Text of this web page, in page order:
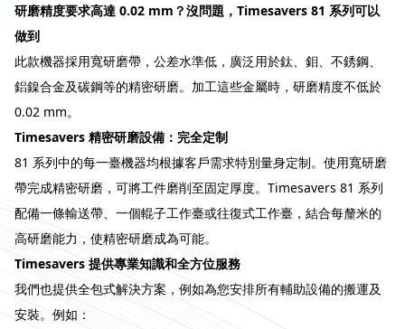
研磨精度要求高達 0.02 mm？沒問題，Timesavers 81 系列可以
做到
此款機器採用寬研磨帶，公差水準低，廣泛用於鈦、鉬、不銹鋼、
鋁鎳合金及碳鋼等的精密研磨。加工這些金屬時，研磨精度不低於
0.02 mm。
Timesavers 精密研磨設備：完全定制
81 系列中的每一臺機器均根據客戶需求特別量身定制。使用寬研磨
帶完成精密研磨，可將工件磨削至固定厚度。Timesavers 81 系列
配備一條輸送帶、一個輥子工作臺或往復式工作臺，結合每釐米的
高研磨能力，使精密研磨成為可能。
Timesavers 提供專業知識和全方位服務
我們也提供全包式解決方案，例如為您安排所有輔助設備的搬運及
安裝。例如：